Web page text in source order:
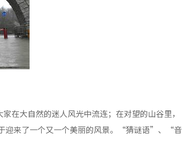
大自然的迷人风光中流连；在对望的山谷里，
迎来了一个又一个美丽的风景。“猜谜语”、“音